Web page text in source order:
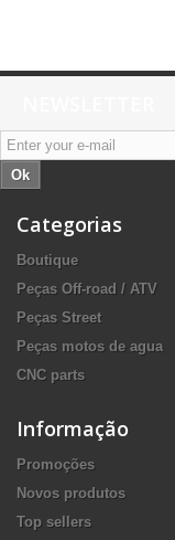
Ok
Categorias
Boutique
Peças Off-road / ATV
Peças Street
Peças motos de agua
CNC parts
Informação
Promoções
Novos produtos
Top sellers